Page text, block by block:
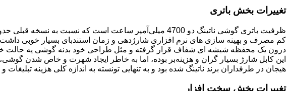
تغییرات بخش باتری
درون یک محفظه شیشه ای شفاف قرار گرفته و مثل طراحی خود بدنه گوشی یه حالت
این کابل شارژ بسیار گران و هزینه‌بر بوده، اما به خاطر ایجاد شهرت و خاص شدن
هیجان در طرفداران برند ناتینگ شده بود و به تنهایی تونسته به اندازه کلی هزینه
تغییرات بخش سخت افزار